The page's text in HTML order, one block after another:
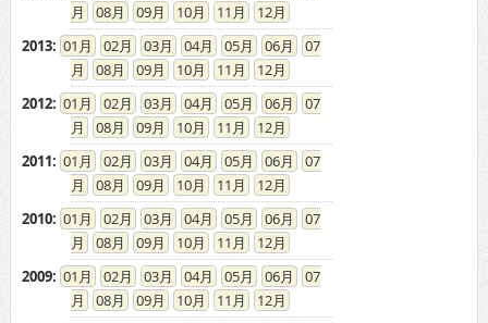
08
09 10 11
12
2013: 01 02 03 04 05 06
07
08
09 10 11
12
2012: 01 02 03 04 05 06
07
08
09 10 11
12
2011: 01 02 03 04 05 06
07
08
09 10 11
12
2010: 01 02 03 04 05 06
07
08
09 10 11
12
2009: 01 02 03 04 05 06
07
08
09 10 11
12